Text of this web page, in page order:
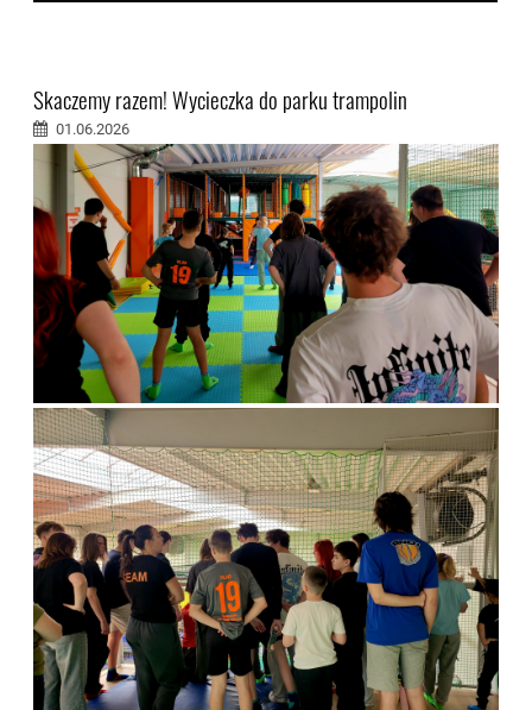
Skaczemy razem! Wycieczka do parku trampolin
01.06.2026